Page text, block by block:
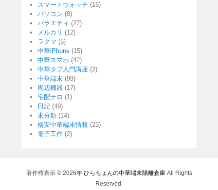
スマートウォッチ (16)
パソコン (8)
バラエティ (27)
メルカリ (12)
ラクマ (5)
中華iPhone (15)
中華スマホ (42)
中華タブ入門講座 (2)
中華端末 (99)
周辺機器 (17)
宅配テロ (1)
日記 (49)
未分類 (14)
格安中華端末情報 (23)
電子工作 (2)
著作権表示 © 2026年 ひらちょんの中華端末隔離倉庫All Rights
Reserved.